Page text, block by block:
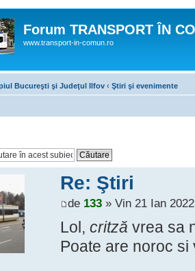
Forum TRANSPORT ÎN
www.transport-in-comun.ro
Bucureşti şi Judeţul Ilfov ‹ Ştiri şi evenimente
Re: Ştiri
de 133» Vin 21 Ian
Lol, critză vrea sa
Poate are noroc